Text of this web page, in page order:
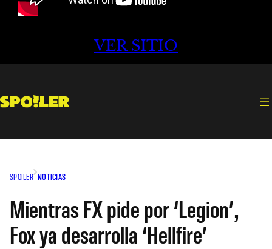
VER SITIO
SPOILER NOTICIAS
Mientras FX pide por ‘Legion’,
Fox ya desarrolla ‘Hellfire’